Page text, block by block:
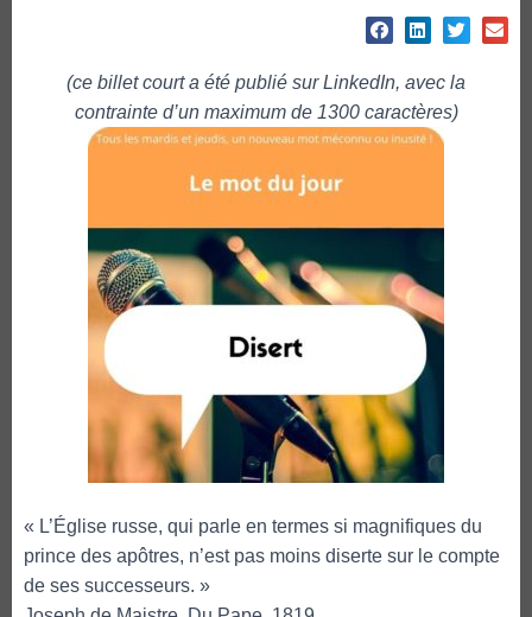
(ce billet court a été publié sur LinkedIn, avec la
contrainte d’un maximum de 1300 caractères)
« L’Église russe, qui parle en termes si magnifiques du
prince des apôtres, n’est pas moins diserte sur le compte
de ses successeurs. »